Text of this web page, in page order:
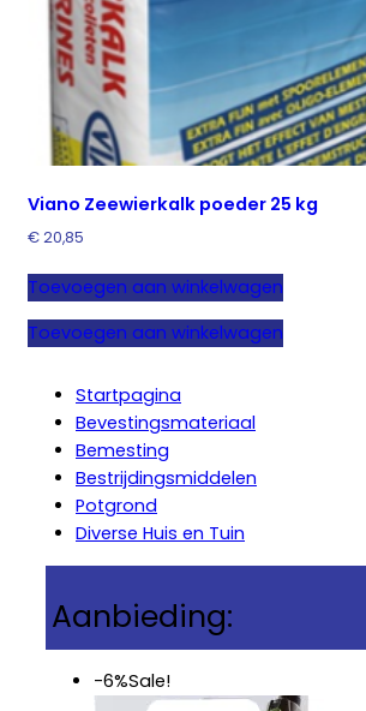
Viano Zeewierkalk poeder 25 kg
€20,85
Toevoegen aan winkelwagen
Toevoegen aan winkelwagen
Startpagina
Bevestingsmateriaal
Bemesting
Bestrijdingsmiddelen
Potgrond
Diverse Huis en Tuin
Aanbieding:
-6%Sale!